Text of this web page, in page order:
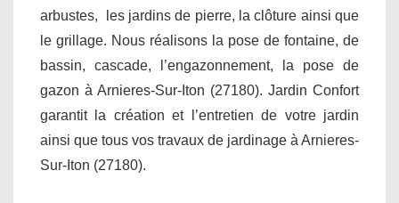
arbustes, les jardins de pierre, la clôture ainsi que
le grillage. Nous réalisons la pose de fontaine, de
bassin, cascade, l’engazonnement, la pose de
gazon à Arnieres-Sur-Iton (27180). Jardin Confort
garantit la création et l’entretien de votre jardin
ainsi que tous vos travaux de jardinage à Arnieres-
Sur-Iton (27180).